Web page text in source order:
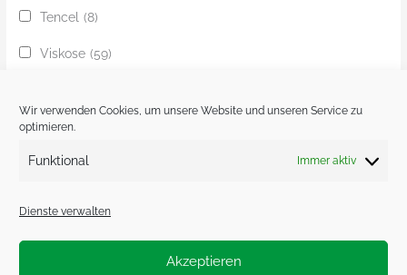
Wir verwenden Cookies, um unsere Website und unseren Service zu
optimieren.
Funktional Immer aktiv
Dienste verwalten
Akzeptieren
Tencel (8)
Viskose (59)
Ziege
Zobel (1)